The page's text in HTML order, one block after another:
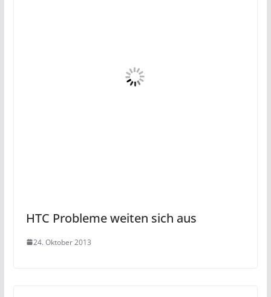
HTC Probleme weiten sich aus
24. Oktober 2013